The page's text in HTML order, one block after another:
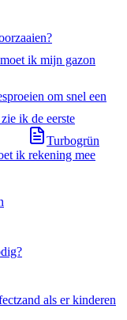
ik mijn gazon
om snel een
ik de eerste
Turbogrün
ik rekening mee
als er kinderen